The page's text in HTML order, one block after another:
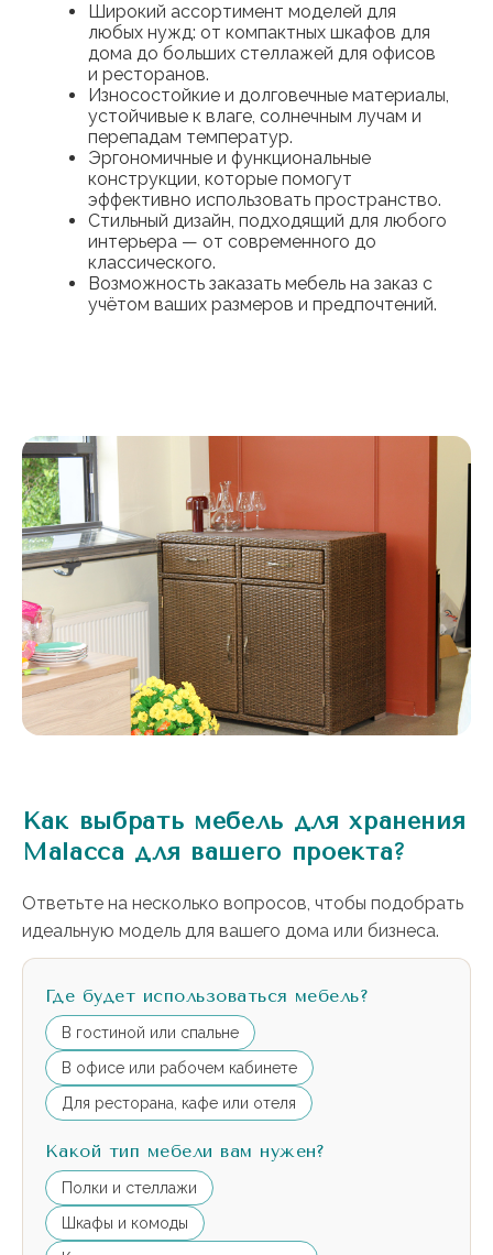
Широкий ассортимент моделей для
любых нужд: от компактных шкафов для
дома до больших стеллажей для офисов
и ресторанов.
Износостойкие и долговечные материалы,
устойчивые к влаге, солнечным лучам и
перепадам температур.
Эргономичные и функциональные
конструкции, которые помогут
эффективно использовать пространство.
Стильный дизайн, подходящий для любого
интерьера — от современного до
классического.
Возможность заказать мебель на заказ с
учётом ваших размеров и предпочтений.
Как выбрать мебель для хранения
Malacca для вашего проекта?
Ответьте на несколько вопросов, чтобы подобрать
идеальную модель для вашего дома или бизнеса.
Где будет использоваться мебель?
В гостиной или спальне
В офисе или рабочем кабинете
Для ресторана, кафе или отеля
Какой тип мебели вам нужен?
Полки и стеллажи
Шкафы и комоды